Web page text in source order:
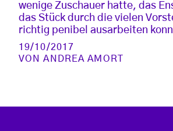
wenige Zuschauer hatte, das
das Stück durch die vielen
richtig penibel ausarbeiten
19/10/2017
VONANDREA AMORT